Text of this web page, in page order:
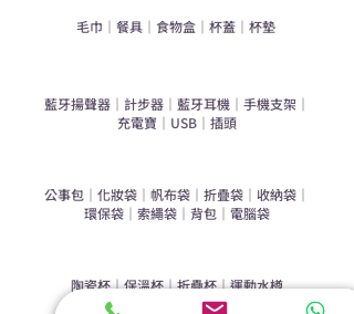
​毛巾 ｜ 餐具 ｜ 食物盒 ｜ 杯蓋 ｜ 杯墊
​藍牙揚聲器 ｜ 計步器 ｜ 藍牙耳機 ｜ 手機支架 ｜
充電寶 ｜ USB ｜ 插頭
公事包｜ 化妝袋｜ 帆布袋｜ 折疊袋｜ 收納袋｜
環保袋｜ 索繩袋｜ 背包｜ 電腦袋
陶瓷杯｜保溫杯｜折疊杯｜運動水樽